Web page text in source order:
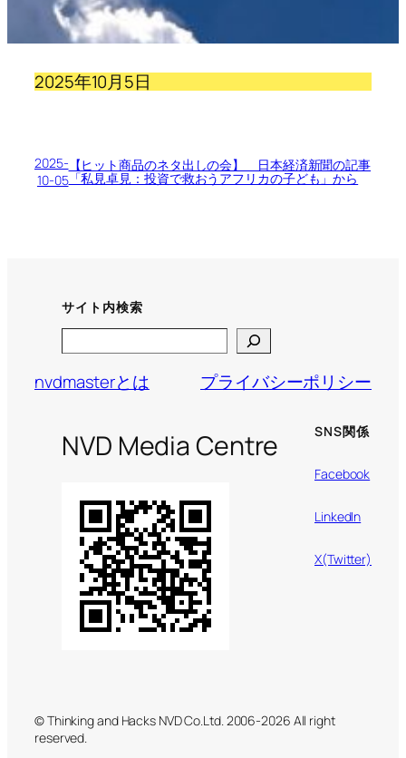
2025年10月5日
2025-
10-05
【ヒット商品のネタ出しの会】 日本経済新聞の記事
「私見卓見：投資で救おうアフリカの子ども」から
サイト内検索
nvdmasterとは
プライバシーポリシー
NVD Media Centre SNS関係
Facebook
LinkedIn
X(Twitter)
© Thinking and Hacks NVD Co.Ltd. 2006-2026 All right
reserved.